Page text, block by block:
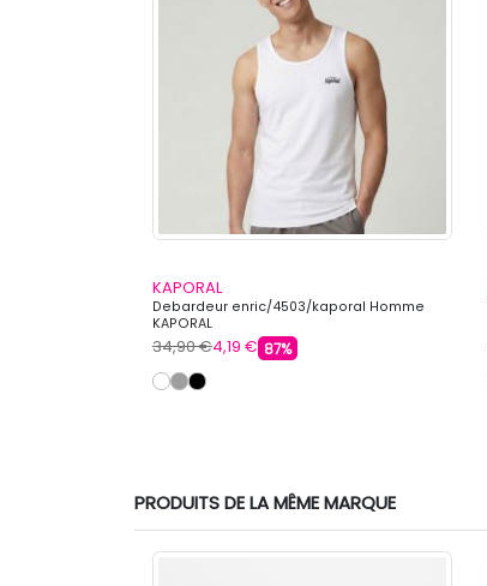
KAPORAL
Debardeur enric/4503/kaporal Homme
KAPORAL
34,90 €4,19 € 87%
PRODUITS DE LA MÊME MARQUE